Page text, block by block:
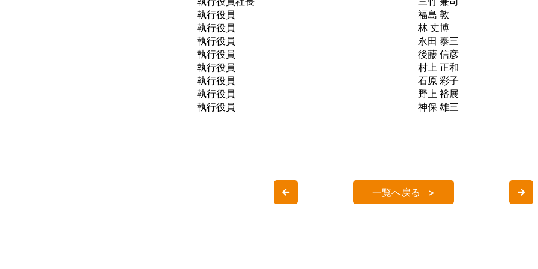
執行役員
福島 敦
執行役員
林 丈博
執行役員
永田 泰三
執行役員
後藤 信彦
執行役員
村上 正和
執行役員
石原 彩子
執行役員
野上 裕展
執行役員
神保 雄三
一覧へ戻る